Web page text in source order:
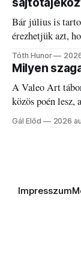
Bár július is
érezhetjük azt,
Tóth Hunor
Milyen
A Valeo Art
közös poén lesz,
visszatalálnak
Gál Előd 2026
Impresszum